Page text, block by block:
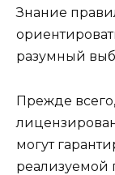
Знание
разумный
Прежде
могут
реализуемой